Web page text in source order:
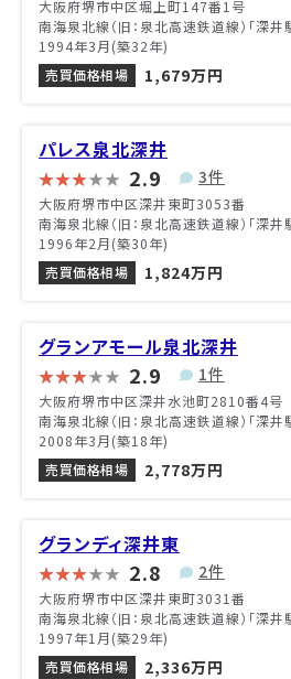
大阪府堺市中区堀上町147番1号
南海泉北線（旧：泉北高速鉄道線）「深井
1994年3月(築32年)
売買価格相場
1,679万円
パレス泉北深井
2.9 3件
大阪府堺市中区深井東町3053番
南海泉北線（旧：泉北高速鉄道線）「深井
1996年2月(築30年)
売買価格相場
1,824万円
グランアモール泉北深井
2.9 1件
大阪府堺市中区深井水池町2810番4号
南海泉北線（旧：泉北高速鉄道線）「深井
2008年3月(築18年)
売買価格相場
2,778万円
グランディ深井東
2.8 2件
大阪府堺市中区深井東町3031番
南海泉北線（旧：泉北高速鉄道線）「深井
1997年1月(築29年)
売買価格相場
2,336万円